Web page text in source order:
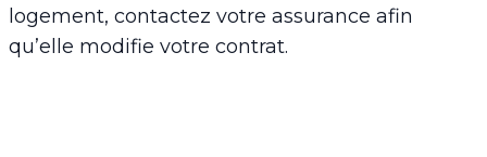
logement, contactez votre assurance afin
qu’elle modifie votre contrat.